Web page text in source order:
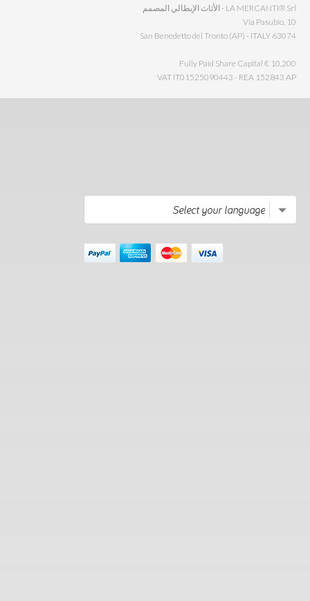
LA MERCANTI® Srl - الأثاث الإيطالي المصمم
Via Pasubio, 10
63074 San Benedetto del Tronto (AP) - ITALY
Fully Paid Share Capital € 10.200
VAT IT01525090443 - REA 152843 AP